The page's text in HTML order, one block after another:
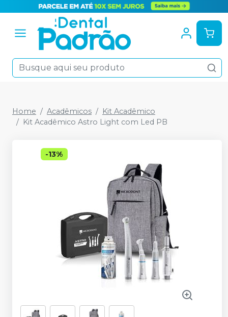
Home Acadêmicos
Kit Acadêmico
Kit Acadêmico Astro Light com Led PB
-13%